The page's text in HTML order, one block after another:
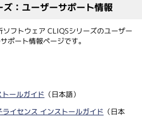
：ユーザーサポート情報
フトウェア CLIQSシリーズのユーザー
ポート情報ページです。
ールガイド （日本語）
イセンス インストールガイド （日本